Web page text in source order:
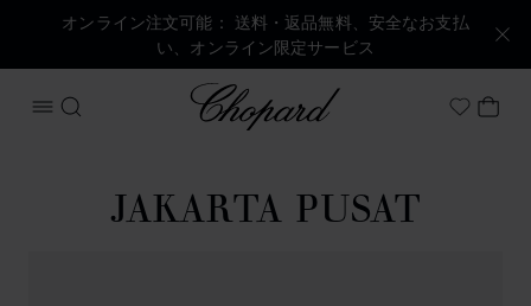
オンライン注文可能： 送料・返品無料、安全なお支払
い、オンライン限定サービス
メニューを開く
検索する
Chopard
Myマ
JAKARTA PUSAT